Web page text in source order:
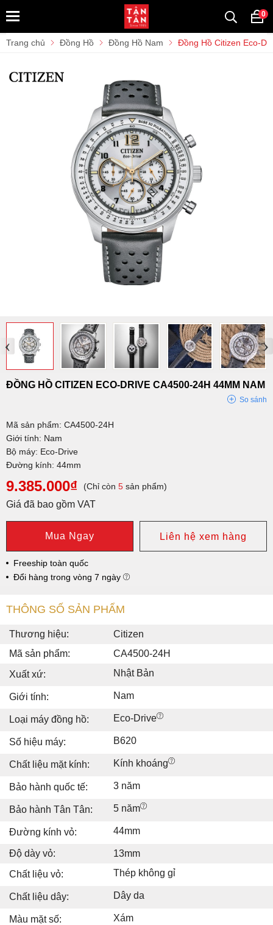
0
Trang chủ Đồng Hồ Đồng Hồ Nam Đồng Hồ Citizen Eco-
‹ ›
ĐỒNG HỒ CITIZEN ECO-DRIVE CA4500-24H 44MM NAM
So sánh
Mã sản phẩm: CA4500-24H
Giới tính: Nam
Bộ máy: Eco-Drive
Đường kính: 44mm
9.385.000₫ (Chỉ còn 5 sản phẩm)
Giá đã bao gồm VAT
Mua Ngay Liên hệ xem hàng
Freeship toàn quốc
Đổi hàng trong vòng 7 ngày
THÔNG SỐ SẢN PHẨM
Thương hiệu:
Citizen
Mã sản phẩm:
CA4500-24H
Xuất xứ:
Nhật Bản
Giới tính: Nam
Loại máy đồng hồ: Eco-Drive
Số hiệu máy: B620
Chất liệu mặt kính: Kính khoáng
Bảo hành quốc tế: 3 năm
Bảo hành Tân Tân: 5 năm
Đường kính vỏ: 44mm
Độ dày vỏ:
13mm
Chất liệu vỏ:
Thép không gỉ
Chất liệu dây: Dây da
Màu mặt số: Xám